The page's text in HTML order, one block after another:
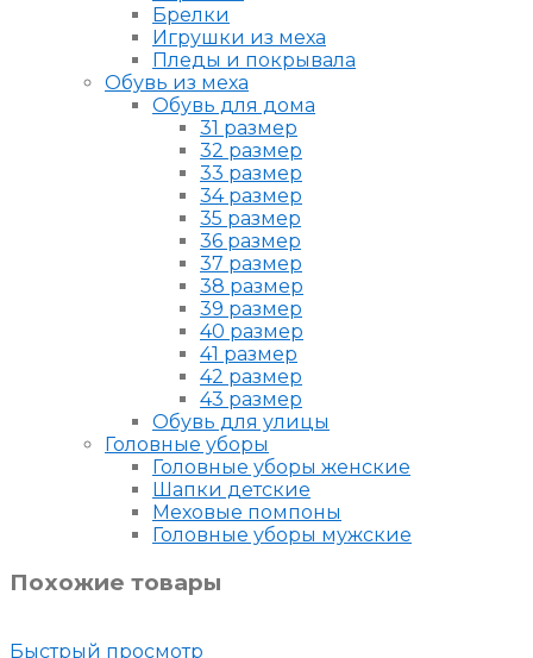
Брелки
Игрушки из меха
Пледы и покрывала
Обувь из меха
Обувь для дома
31 размер
32 размер
33 размер
34 размер
35 размер
36 размер
37 размер
38 размер
39 размер
40 размер
41 размер
42 размер
43 размер
Обувь для улицы
Головные уборы
Головные уборы женские
Шапки детские
Меховые помпоны
Головные уборы мужские
Похожие товары
Быстрый просмотр